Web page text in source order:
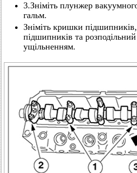
3.Зніміть плунжер
гальм.
Зніміть кришки
підшипників та
ущільненням.